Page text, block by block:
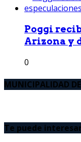
Poggi
Arizona y
0
MUNICIPALIDAD
Te puede